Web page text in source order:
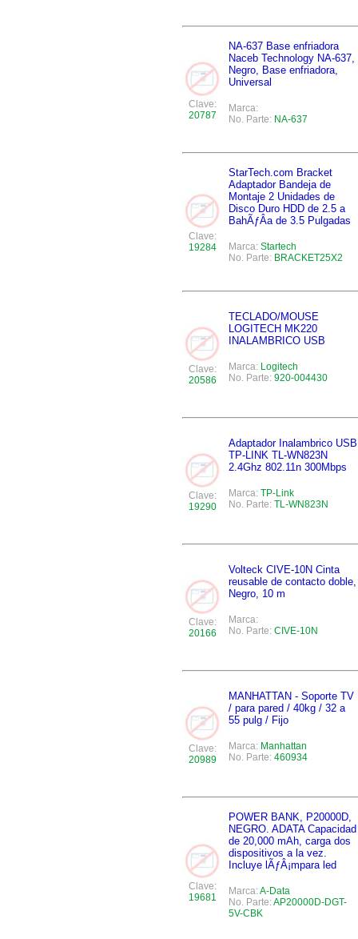
Clave:
20787
NA-637 Base enfriadora
Naceb Technology NA-637,
Negro, Base enfriadora,
Universal
Marca:
No. Parte: NA-637
Clave:
19284
StarTech.com Bracket
Adaptador Bandeja de
Montaje 2 Unidades de
Disco Duro HDD de 2.5 a
BahÃƒÂ­a de 3.5 Pulgadas
Marca: Startech
No. Parte: BRACKET25X2
Clave:
20586
TECLADO/MOUSE
LOGITECH MK220
INALAMBRICO USB
Marca: Logitech
No. Parte: 920-004430
Clave:
19290
Adaptador Inalambrico USB
TP-LINK TL-WN823N
2.4Ghz 802.11n 300Mbps
Marca: TP-Link
No. Parte: TL-WN823N
Clave:
20166
Volteck CIVE-10N Cinta
reusable de contacto doble,
Negro, 10 m
Marca:
No. Parte: CIVE-10N
Clave:
20989
MANHATTAN - Soporte TV
/ para pared / 40kg / 32 a
55 pulg / Fijo
Marca: Manhattan
No. Parte: 460934
Clave:
19681
POWER BANK, P20000D,
NEGRO. ADATA Capacidad
de 20,000 mAh, carga dos
dispositivos a la vez.
Incluye lÃƒÂ¡mpara led
Marca:A-Data
No. Parte:AP20000D-DGT-
5V-CBK